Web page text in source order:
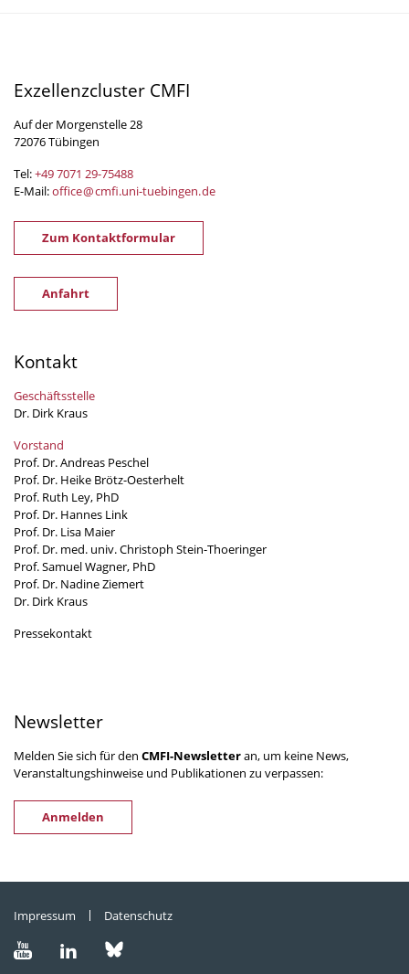
Exzellenzcluster CMFI
Auf der Morgenstelle 28
72076 Tübingen
Tel:+49 7071 29-75488
E-Mail:office@cmfi.uni-tuebingen.de
Zum Kontaktformular
Anfahrt
Kontakt
Geschäftsstelle
Dr. Dirk Kraus
Vorstand
Prof. Dr. Andreas Peschel
Prof. Dr. Heike Brötz-Oesterhelt
Prof. Ruth Ley, PhD
Prof. Dr. Hannes Link
Prof. Dr. Lisa Maier
Prof. Dr. med. univ. Christoph Stein-Thoeringer
Prof. Samuel Wagner, PhD
Prof. Dr. Nadine Ziemert
Dr. Dirk Kraus
Pressekontakt
Newsletter
Melden Sie sich für den CMFI-Newsletteran, um keine News,
Veranstaltungshinweise und Publikationen zu verpassen:
Anmelden
Impressum Datenschutz
Besuchen
Sie
BesuchenBesuchen